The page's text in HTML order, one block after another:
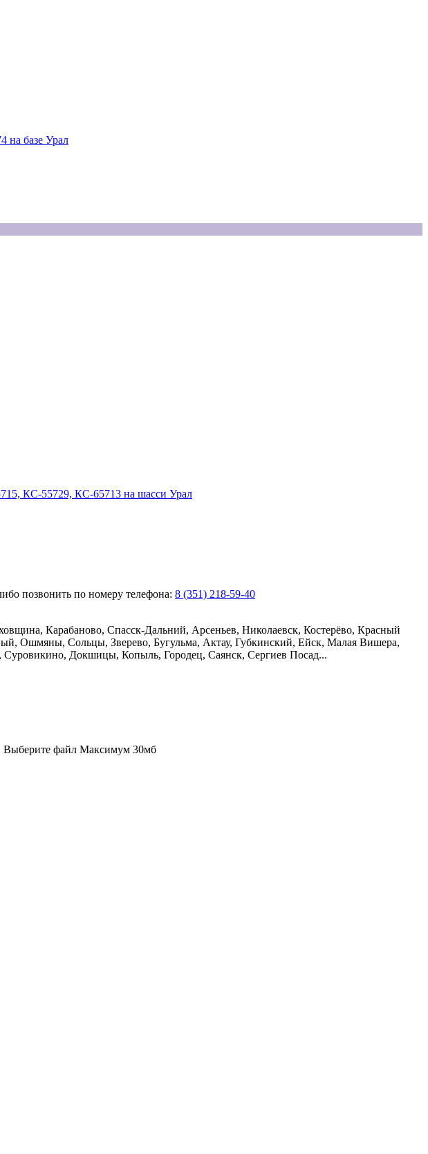
на базе Урал
КС-55729, КС-65713 на шасси Урал
позвонить по номеру телефона: 8 (351) 218-59-40
Карабаново, Спасск-Дальний, Арсеньев, Николаевск, Костерёво, Красный
Ошмяны, Сольцы, Зверево, Бугульма, Актау, Губкинский, Ейск, Малая Вишера,
Докшицы, Копыль, Городец, Саянск, Сергиев Посад...
Выберите файл Максимум 30мб